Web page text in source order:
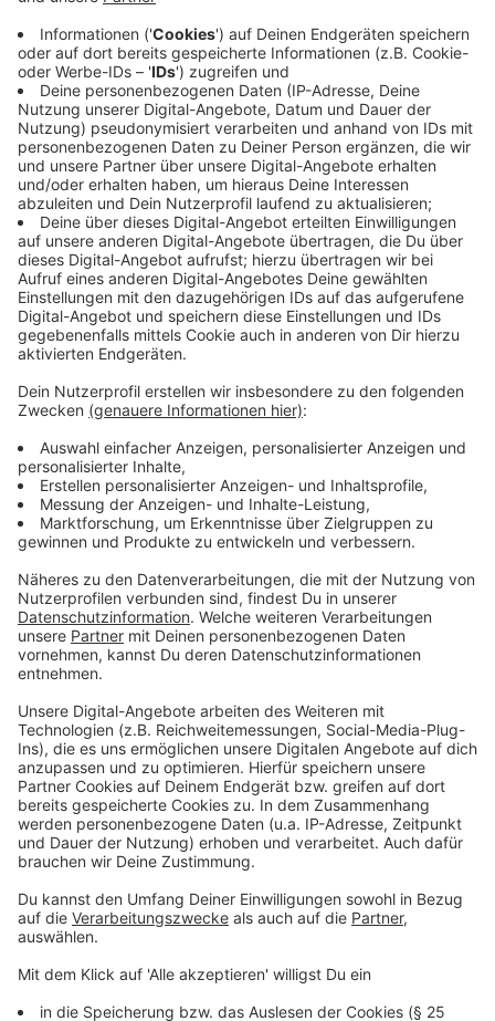
Zwischen 1963 und 1972 war der Hype um "Dinner For
One" auch in Deutschland sehr gering. Der Sketch
wurde insgesamt nur viermal ausgestrahlt. Erst seit
1972 läuft er regulär an Silvester.
Anzeige
©
Rund zehn Millionen Personen schauen jedes Jahr zu,
wenn Butler James diese Frage stellt.
Anzeige
In Schweden jahrelang verboten
Anzeige
Die schwedische Regierung hatte aufgrund der
"Alkoholexzesse" von Butler James sechs Jahre lang
verboten, "Dinner For One" in ihrem Land zu senden.
Erst 1969 wurde er dann freigegeben.
Anzeige
In Norwegen läuft "Dinner For One" nicht an
Silvester
Anzeige
Schwedens Nachbar - Norwegen - hatte zwar kein
Allerdings ist der Film nicht an Silvester in Norwegen
zu sehen, sondern traditionell am Tag vor